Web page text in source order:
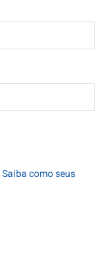
Saiba como seus